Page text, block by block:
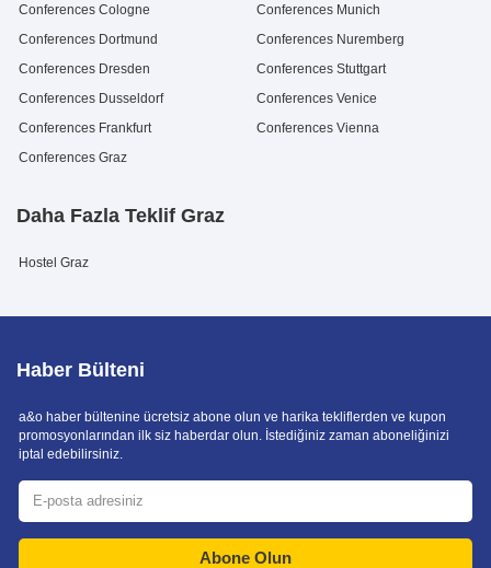
Conferences Cologne
Conferences Dortmund
Conferences Dresden
Conferences Dusseldorf
Conferences Frankfurt
Conferences Graz
Conferences Munich
Conferences Nuremberg
Conferences Stuttgart
Conferences Venice
Conferences Vienna
Daha Fazla Teklif Graz
Hostel Graz
Haber Bülteni
a&o haber bültenine ücretsiz abone olun ve harika tekliflerden ve kupon
promosyonlarından ilk siz haberdar olun. İstediğiniz zaman aboneliğinizi
iptal edebilirsiniz.
Abone Olun